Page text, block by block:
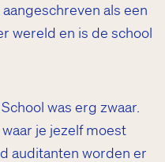
als een
wereld en is de school
was erg zwaar.
je jezelf moest
auditanten worden er